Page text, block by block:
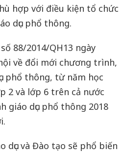
hợp với điều kiện tổ chức
dục phổ thông.
88/2014/QH13 ngày
về đổi mới chương trình,
phổ thông, từ năm học
2 và lớp 6 trên cả nước
giáo dục phổ thông 2018
dục và Đào tạo sẽ phổ biến